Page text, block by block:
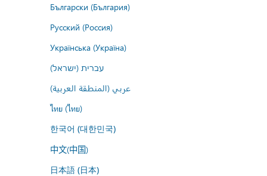
Български (България)
Русский (Россия)
Українська (Україна)
עברית (ישראל)
عربي (المنطقة العربية)
ไทย (ไทย)
한국어 (대한민국)
中文(中国)
日本語 (日本)